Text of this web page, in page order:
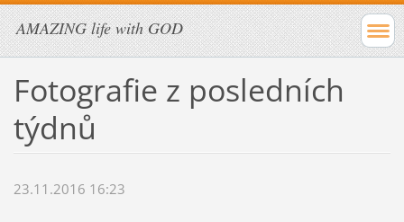
AMAZING life with GOD
Fotografie z posledních
týdnů
23.11.2016 16:23